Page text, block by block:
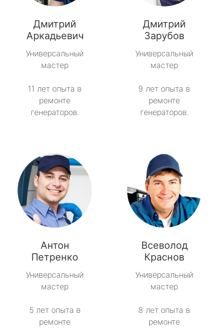
Дмитрий
Аркадьевич
Универсальный
мастер
11 лет опыта в
ремонте
генераторов.
Дмитрий
Зарубов
Универсальный
мастер
9 лет опыта в
ремонте
генераторов.
Антон
Петренко
Универсальный
мастер
5 лет опыта в
ремонте
Всеволод
Краснов
Универсальный
мастер
8 лет опыта в
ремонте